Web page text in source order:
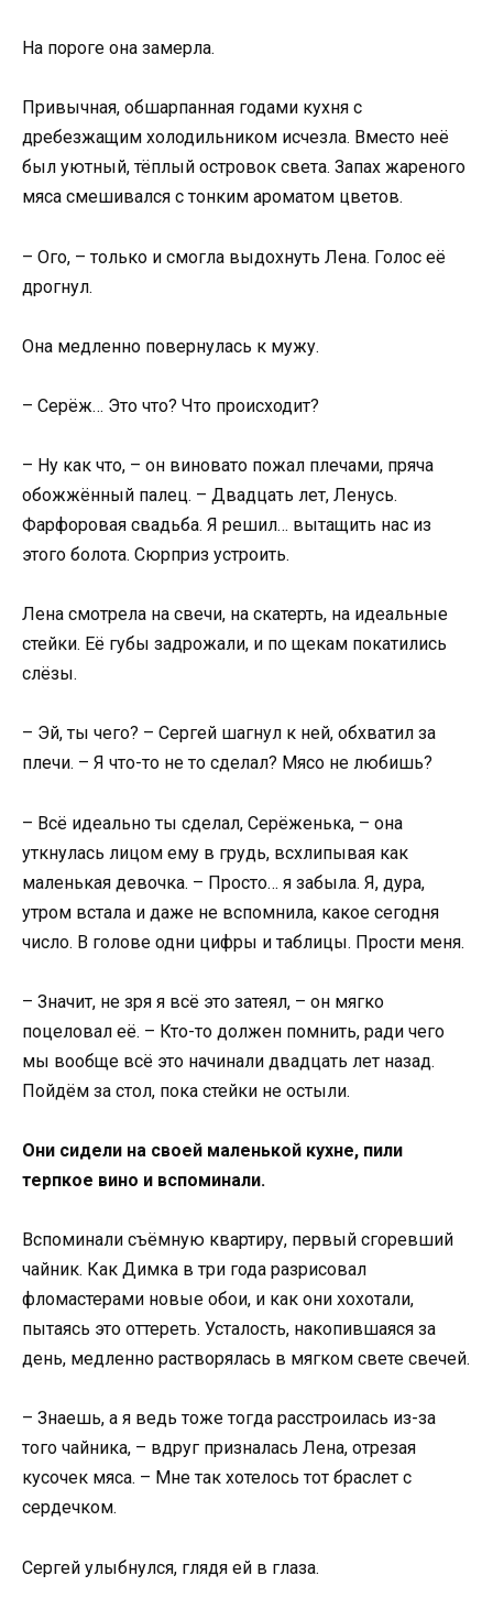
На пороге она замерла.
Привычная, обшарпанная годами кухня с
дребезжащим холодильником исчезла. Вместо неё
был уютный, тёплый островок света. Запах жареного
мяса смешивался с тонким ароматом цветов.
– Ого, – только и смогла выдохнуть Лена. Голос её
дрогнул.
Она медленно повернулась к мужу.
– Серёж… Это что? Что происходит?
– Ну как что, – он виновато пожал плечами, пряча
обожжённый палец. – Двадцать лет, Ленусь.
Фарфоровая свадьба. Я решил… вытащить нас из
этого болота. Сюрприз устроить.
Лена смотрела на свечи, на скатерть, на идеальные
стейки. Её губы задрожали, и по щекам покатились
слёзы.
– Эй, ты чего? – Сергей шагнул к ней, обхватил за
плечи. – Я что-то не то сделал? Мясо не любишь?
– Всё идеально ты сделал, Серёженька, – она
уткнулась лицом ему в грудь, всхлипывая как
маленькая девочка. – Просто… я забыла. Я, дура,
утром встала и даже не вспомнила, какое сегодня
число. В голове одни цифры и таблицы. Прости меня.
– Значит, не зря я всё это затеял, – он мягко
поцеловал её. – Кто-то должен помнить, ради чего
мы вообще всё это начинали двадцать лет назад.
Пойдём за стол, пока стейки не остыли.
Они сидели на своей маленькой кухне, пили
терпкое вино и вспоминали.
Вспоминали съёмную квартиру, первый сгоревший
чайник. Как Димка в три года разрисовал
фломастерами новые обои, и как они хохотали,
пытаясь это оттереть. Усталость, накопившаяся за
день, медленно растворялась в мягком свете свечей.
– Знаешь, а я ведь тоже тогда расстроилась из-за
того чайника, – вдруг призналась Лена, отрезая
кусочек мяса. – Мне так хотелось тот браслет с
сердечком.
Сергей улыбнулся, глядя ей в глаза.